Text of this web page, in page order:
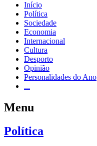
Início
Política
Sociedade
Economia
Internacional
Cultura
Desporto
Opinião
Personalidades do Ano
...
Menu
Política